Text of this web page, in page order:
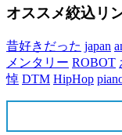
オススメ絞込リ
昔好きだった japan
メンタリー ROBOT
悼 DTM HipHop